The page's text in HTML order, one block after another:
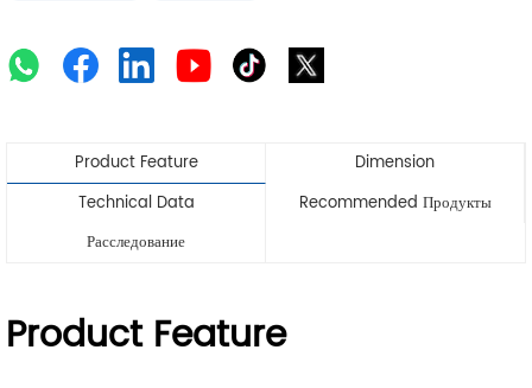
Product Feature
Dimension
Technical Data
Recommended Продукты
Расследование
Product Feature